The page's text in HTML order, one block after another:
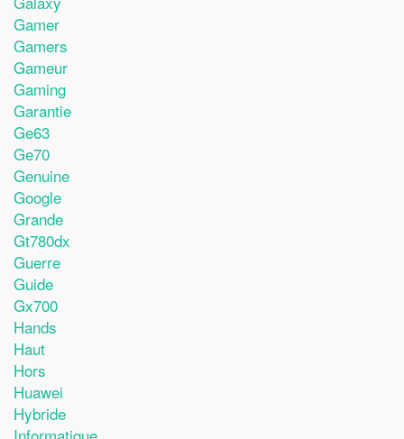
Gamer
Gamers
Gameur
Gaming
Garantie
Ge63
Ge70
Genuine
Google
Grande
Gt780dx
Guerre
Guide
Gx700
Hands
Haut
Hors
Huawei
Hybride